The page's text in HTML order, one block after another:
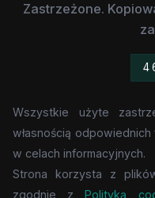
Zastrzeżone.
Wszystkie użyte
własnością
w celach informacyjnych.
Strona korzysta z
zgodnie zPolityką